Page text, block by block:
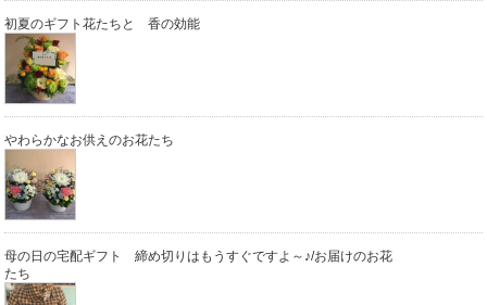
初夏のギフト花たちと 香の効能
やわらかなお供えのお花たち
母の日の宅配ギフト 締め切りはもうすぐですよ～♪/お届けのお花
たち